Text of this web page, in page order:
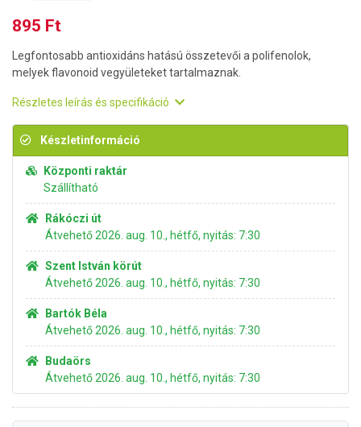
895 Ft
Legfontosabb antioxidáns hatású összetevői a polifenolok,
melyek flavonoid vegyületeket tartalmaznak.
Részletes leírás és specifikáció
Készletinformáció
Központi raktár
Szállítható
Rákóczi út
Átvehető 2026. aug. 10., hétfő, nyitás: 7:30
Szent István körút
Átvehető 2026. aug. 10., hétfő, nyitás: 7:30
Bartók Béla
Átvehető 2026. aug. 10., hétfő, nyitás: 7:30
Budaörs
Átvehető 2026. aug. 10., hétfő, nyitás: 7:30